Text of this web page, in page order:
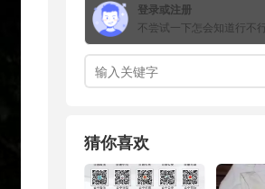
登录或注册
不尝试一下怎会知道行不
猜你喜欢